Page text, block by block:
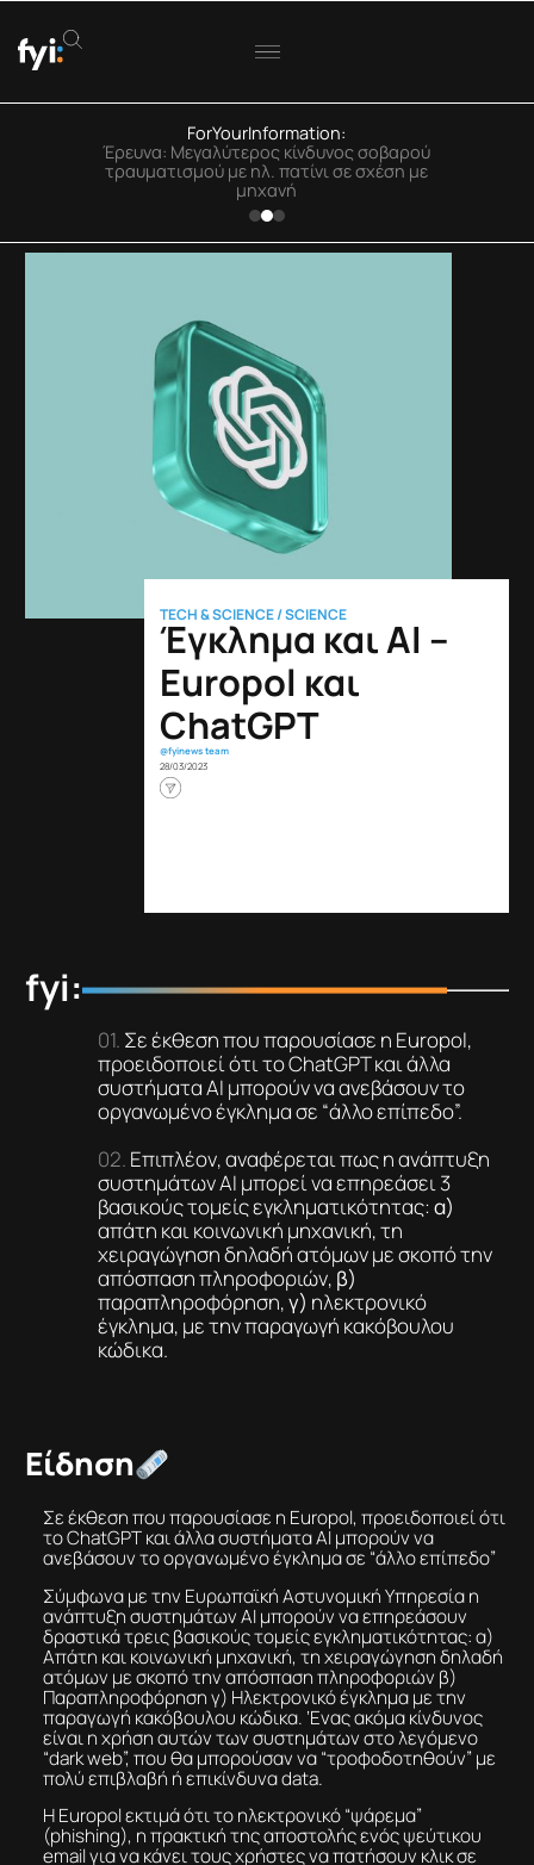
ForYourInformation:
ΟΟΣΑ: Στην Ελλάδα η μεγαλύτερη πτώση
πραγματικού εισοδήματος
TECH & SCIENCE/SCIENCE
Έγκλημα και AI –
Europol και
ChatGPT
@fyinews team
28/03/2023
fyi:
Σε έκθεση που παρουσίασε η Europol,
προειδοποιεί ότι το ChatGPT και άλλα
συστήματα ΑΙ μπορούν να ανεβάσουν το
οργανωμένο έγκλημα σε “άλλο επίπεδο”.
Επιπλέον, αναφέρεται πως η ανάπτυξη
συστημάτων ΑΙ μπορεί να επηρεάσει 3
βασικούς τομείς εγκληματικότητας: α)
απάτη και κοινωνική μηχανική, τη
χειραγώγηση δηλαδή ατόμων με σκοπό την
απόσπαση πληροφοριών, β)
παραπληροφόρηση,γ) ηλεκτρονικό
έγκλημα, με την παραγωγή κακόβουλου
κώδικα.
Είδηση
Σε έκθεση που παρουσίασε η Europol, προειδοποιεί ότι
το ChatGPT και άλλα συστήματα ΑΙ μπορούν να
ανεβάσουν το οργανωμένο έγκλημα σε “άλλο επίπεδο”
Σύμφωνα με την Ευρωπαϊκή Αστυνομική Υπηρεσία η
ανάπτυξη συστημάτων ΑΙ μπορούν να επηρεάσουν
δραστικά τρεις βασικούς τομείς εγκληματικότητας: α)
Απάτη και κοινωνική μηχανική, τη χειραγώγηση δηλαδή
ατόμων με σκοπό την απόσπαση πληροφοριών β)
Παραπληροφόρηση γ) Ηλεκτρονικό έγκλημα με την
παραγωγή κακόβουλου κώδικα. ‘Ενας ακόμα κίνδυνος
είναι η χρήση αυτών των συστημάτων στο λεγόμενο
“dark web”, που θα μπορούσαν να “τροφοδοτηθούν” με
πολύ επιβλαβή ή επικίνδυνα data.
Η Europol εκτιμά ότι το ηλεκτρονικό “ψάρεμα”
(phishing), η πρακτική της αποστολής ενός ψεύτικου
email για να κάνει τους χρήστες να πατήσουν κλικ σε